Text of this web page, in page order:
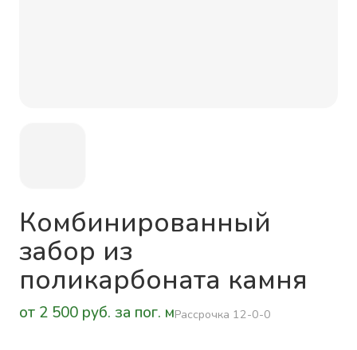
Комбинированный
забор из
поликарбоната камня
от 2 500 руб. за пог. мРассрочка 12-0-0